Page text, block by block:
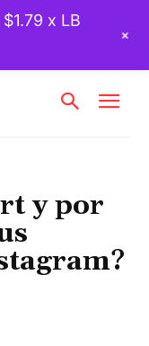
y por
x LB
+